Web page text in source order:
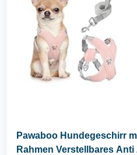
Pawaboo Hundegeschirr
Rahmen Verstellbares